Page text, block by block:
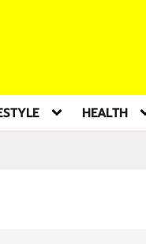
HEALTH